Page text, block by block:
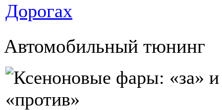
Дорогах
Автомобильный тюнинг